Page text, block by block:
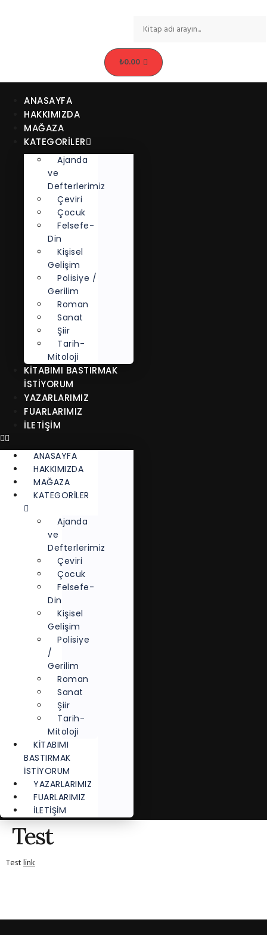
₺0.00
ANASAYFA
HAKKIMIZDA
MAĞAZA
KATEGORİLER
Ajanda
ve
Defterlerimiz
Çeviri
Çocuk
Felsefe-
Din
Kişisel
Gelişim
Polisiye /
Gerilim
Roman
Sanat
Şiir
Tarih-
Mitoloji
KITABIMI BASTIRMAK
İSTIYORUM
YAZARLARIMIZ
FUARLARIMIZ
İLETİŞİM
ANASAYFA
HAKKIMIZDA
MAĞAZA
KATEGORİLER
Ajanda
ve
Defterlerimiz
Çeviri
Çocuk
Felsefe-
Din
Kişisel
Gelişim
Polisiye
/
Gerilim
Roman
Sanat
Şiir
Tarih-
Mitoloji
KITABIMI
BASTIRMAK
İSTIYORUM
YAZARLARIMIZ
FUARLARIMIZ
İLETİŞİM
Test
Testlink